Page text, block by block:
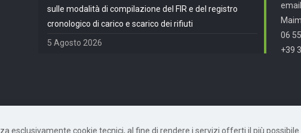
sulle modalità di compilazione del FIR e del registro
cronologico di carico e scarico dei rifiuti
5 Agosto 2026
Maim
06
+39
esclusivamente cookie tecnici, al fine di rendere i servizi offerti il più